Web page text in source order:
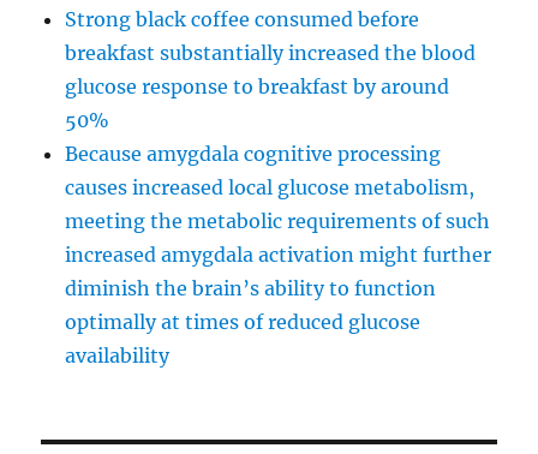
Strong black coffee consumed before
breakfast substantially increased the blood
glucose response to breakfast by around
50%
Because amygdala cognitive processing
causes increased local glucose metabolism,
meeting the metabolic requirements of such
increased amygdala activation might further
diminish the brain’s ability to function
optimally at times of reduced glucose
availability